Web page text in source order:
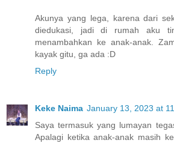
Akunya yang lega, karena dari
diedukasi, jadi di rumah aku
menambahkan ke anak-anak.
kayak gitu, ga ada :D
Reply
Keke Naima January 13, 2023 at
Saya termasuk yang lumayan
Apalagi ketika anak-anak masih